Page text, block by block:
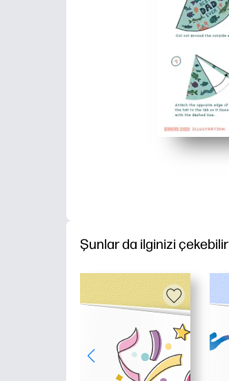
Şunlar da ilginizi çekebilir